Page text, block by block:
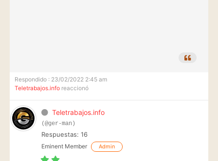
Respondido : 23/02/2022 2:45 am
Teletrabajos.info reaccionó
Teletrabajos.info
(@ger-man)
Respuestas: 16
Eminent Member Admin